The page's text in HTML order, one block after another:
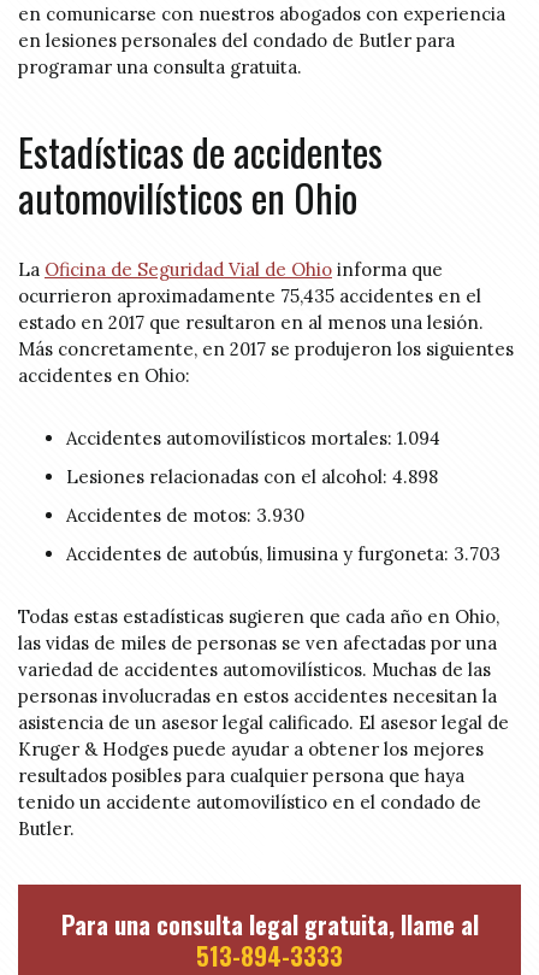
en comunicarse con nuestros abogados con experiencia
en lesiones personales del condado de Butler para
programar una consulta gratuita.
Estadísticas de accidentes
automovilísticos en Ohio
La Oficina de Seguridad Vial de Ohio informa que
ocurrieron aproximadamente 75,435 accidentes en el
estado en 2017 que resultaron en al menos una lesión.
Más concretamente, en 2017 se produjeron los siguientes
accidentes en Ohio:
Accidentes automovilísticos mortales: 1.094
Lesiones relacionadas con el alcohol: 4.898
Accidentes de motos: 3.930
Accidentes de autobús, limusina y furgoneta: 3.703
Todas estas estadísticas sugieren que cada año en Ohio,
las vidas de miles de personas se ven afectadas por una
variedad de accidentes automovilísticos. Muchas de las
personas involucradas en estos accidentes necesitan la
asistencia de un asesor legal calificado. El asesor legal de
Kruger & Hodges puede ayudar a obtener los mejores
resultados posibles para cualquier persona que haya
tenido un accidente automovilístico en el condado de
Butler.
Para una consulta legal gratuita, llame al
513-894-3333